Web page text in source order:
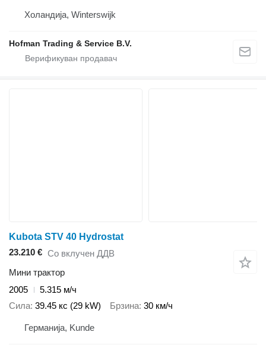
Холандија, Winterswijk
Hofman Trading & Service B.V.
Kubota STV 40 Hydrostat
23.210 € Со вклучен ДДВ
Мини трактор
2005
5.315 м/ч
Сила 39.45 кс (29 kW) Брзина 30 км/ч
Германија, Kunde